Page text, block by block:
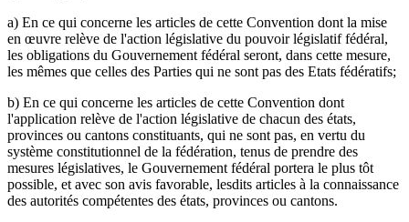
a) En ce qui concerne les articles de cette Convention dont la mise
en œuvre relève de l'action législative du pouvoir législatif fédéral,
les obligations du Gouvernement fédéral seront, dans cette mesure,
les mêmes que celles des Parties qui ne sont pas des Etats fédératifs;
b) En ce qui concerne les articles de cette Convention dont
l'application relève de l'action législative de chacun des états,
provinces ou cantons constituants, qui ne sont pas, en vertu du
système constitutionnel de la fédération, tenus de prendre des
mesures législatives, le Gouvernement fédéral portera le plus tôt
possible, et avec son avis favorable, lesdits articles à la connaissance
des autorités compétentes des états, provinces ou cantons.